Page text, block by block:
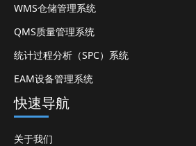
WMS仓储管理系统
QMS质量管理系统
统计过程分析（SPC）系统
EAM设备管理系统
快速导航
关于我们